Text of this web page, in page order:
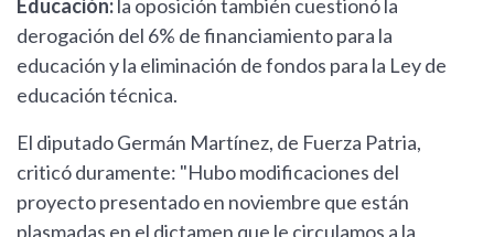
Educación:la oposición también cuestionó la
derogación del 6% de financiamiento para la
educación y la eliminación de fondos para la Ley de
educación técnica.
El diputado Germán Martínez, de Fuerza Patria,
criticó duramente: "Hubo modificaciones del
proyecto presentado en noviembre que están
plasmadas en el dictamen que le circulamos a la